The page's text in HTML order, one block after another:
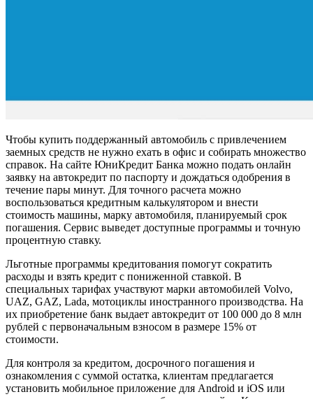
Чтобы купить поддержанный автомобиль с привлечением
заемных средств не нужно ехать в офис и собирать множество
справок. На сайте ЮниКредит Банка можно подать онлайн
заявку на автокредит по паспорту и дождаться одобрения в
течение пары минут. Для точного расчета можно
воспользоваться кредитным калькулятором и внести
стоимость машины, марку автомобиля, планируемый срок
погашения. Сервис выведет доступные программы и точную
процентную ставку.
Льготные программы кредитования помогут сократить
расходы и взять кредит с пониженной ставкой. В
специальных тарифах участвуют марки автомобилей Volvo,
UAZ, GAZ, Lada, мотоциклы иностранного производства. На
их приобретение банк выдает автокредит от 100 000 до 8 млн
рублей с первоначальным взносом в размере 15% от
стоимости.
Для контроля за кредитом, досрочного погашения и
ознакомления с суммой остатка, клиентам предлагается
установить мобильное приложение для Android и iOS или